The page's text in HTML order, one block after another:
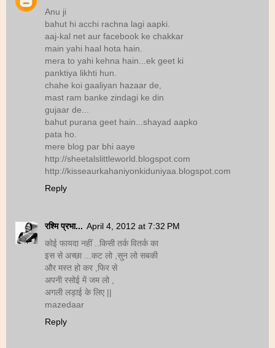
Anu ji
bahut hi acchi rachna lagi aapki.
aaj-kal net aur facebook ke chakkar
main yahi haal hota hain.
mera to yahi kehna hain...ek geet ki
panktiya likhti hun.
chahe koi gaaliyan hazaar de,
mast ram banke zindagi ke din
gujaar de...
bahut purana geet hain...shayad aapko
pata ho.
mere blog par bhi aaye
http://sheetalslittleworld.blogspot.com
http://kisseaurkahaniyonkiduniyaa.blogspot.com
Reply
रश्मि प्रभा... April 4, 2012 at 7:32 PM
कोई फायदा नहीं ..किसी तर्क वितर्क का
इस से अच्छा ...कट लो ,सुन लो सबकी
और मस्त हो कर ,फिर से
अपनी रसोई में जम लो ,
अगली लड़ाई के लिए ||
mazedaar
Reply